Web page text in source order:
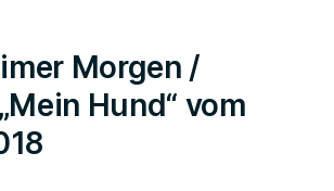
Morgen /
Hund“ vom